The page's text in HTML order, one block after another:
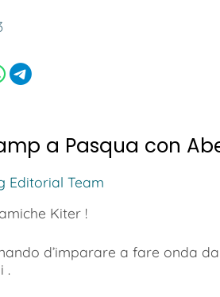
a Pasqua con
Editorial Team
Kiter !
d’imparare a fare onda
.